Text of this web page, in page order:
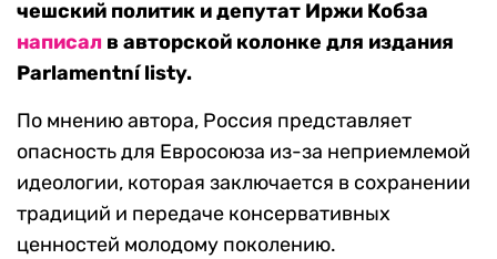
чешский политик и депутат Иржи Кобза
написал в авторской колонке для издания
Parlamentní listy.
По мнению автора, Россия представляет
опасность для Евросоюза из-за неприемлемой
идеологии, которая заключается в сохранении
традиций и передаче консервативных
ценностей молодому поколению.